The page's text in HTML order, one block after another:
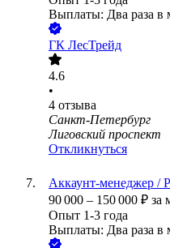
Выплаты: Два раза в
ГК ЛесТрейд
4.6
•
4 отзыва
Санкт-Петербург
Лиговский проспект
Откликнуться
Аккаунт-менеджер /
90 000 – 150 000 ₽ за
Опыт 1-3 года
Выплаты: Два раза в